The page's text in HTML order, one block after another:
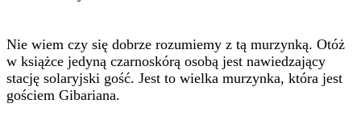
Nie wiem czy się dobrze rozumiemy z tą murzynką. Otóż
w książce jedyną czarnoskórą osobą jest nawiedzający
stację solaryjski gość. Jest to wielka murzynka, która jest
gościem Gibariana.